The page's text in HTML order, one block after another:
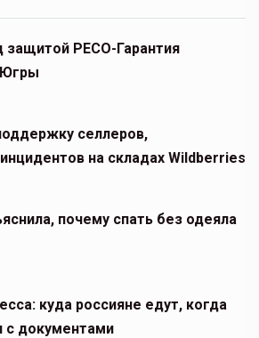
защитой РЕСО-Гарантия
Югры
селлеров,
на складах Wildberries
почему спать без одеяла
куда россияне едут, когда
с документами